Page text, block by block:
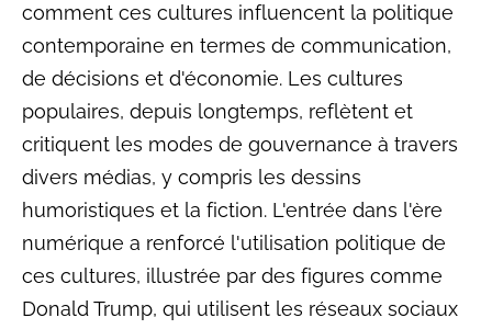
comment ces cultures influencent la politique
contemporaine en termes de communication,
de décisions et d'économie. Les cultures
populaires, depuis longtemps, reflètent et
critiquent les modes de gouvernance à travers
divers médias, y compris les dessins
humoristiques et la fiction. L'entrée dans l'ère
numérique a renforcé l'utilisation politique de
ces cultures, illustrée par des figures comme
Donald Trump, qui utilisent les réseaux sociaux